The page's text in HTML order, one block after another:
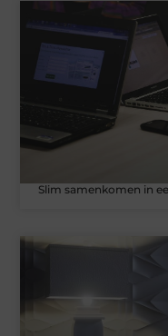
Slim samenkomen in